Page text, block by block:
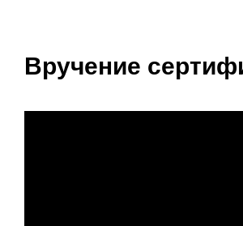
Вручение